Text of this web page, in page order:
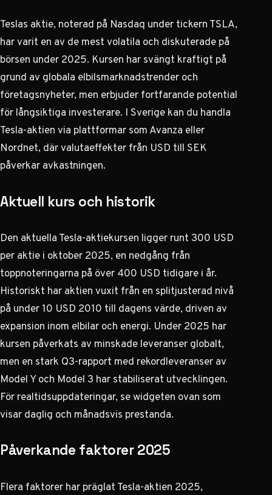
Teslas aktie, noterad på Nasdaq under tickern TSLA,
har varit en av de mest volatila och diskuterade på
börsen under 2025. Kursen har svängt kraftigt på
grund av globala elbilsmarknadstrender och
företagsnyheter, men erbjuder fortfarande potential
för långsiktiga investerare. I Sverige kan du handla
Tesla-aktien via plattformar som Avanza eller
Nordnet, där valutaeffekter från USD till SEK
påverkar avkastningen.
Aktuell kurs och historik
Den aktuella Tesla-aktiekursen ligger runt 300 USD
per aktie i oktober 2025, en nedgång från
toppnoteringarna på över 400 USD tidigare i år.
Historiskt har aktien vuxit från en splitjusterad nivå
på under 10 USD 2010 till dagens värde, driven av
expansion inom elbilar och energi. Under 2025 har
kursen påverkats av minskade leveranser globalt,
men en stark Q3-rapport med rekordleveranser av
Model Y och Model 3 har stabiliserat utvecklingen.
För realtidsuppdateringar, se widgeten ovan som
visar daglig och månadsvis prestanda.
Påverkande faktorer 2025
Flera faktorer har präglat Tesla-aktien 2025,